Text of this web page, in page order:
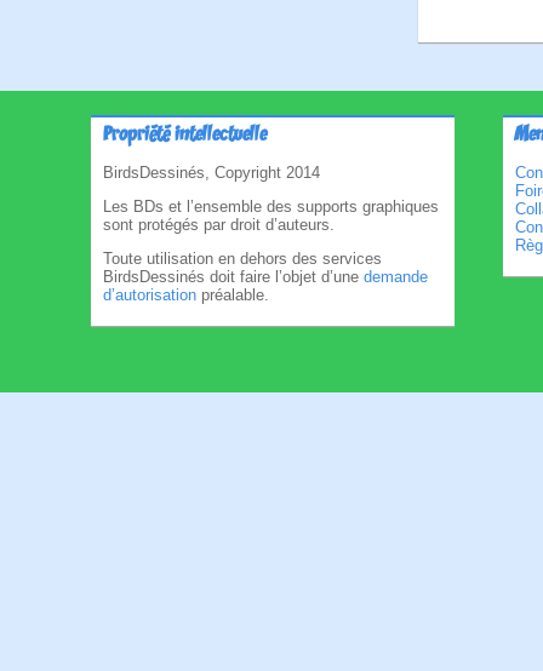
Propriété intellectuelle
BirdsDessinés, Copyright 2014
Les BDs et l’ensemble des supports graphiques
sont protégés par droit d’auteurs.
Toute utilisation en dehors des services
BirdsDessinés doit faire l’objet d’une demande
d’autorisation préalable.